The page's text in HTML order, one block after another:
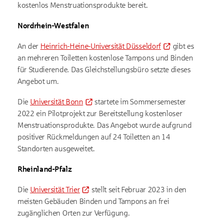
kostenlos Menstruationsprodukte bereit.
Nordrhein-Westfalen
An der Heinrich-Heine-Universität Düsseldorf
gibt es
an mehreren Toiletten kostenlose Tampons und Binden
für Studierende. Das Gleichstellungsbüro setzte dieses
Angebot um.
Die Universität Bonn
startete im Sommersemester
2022 ein Pilotprojekt zur Bereitstellung kostenloser
Menstruationsprodukte. Das Angebot wurde aufgrund
positiver Rückmeldungen auf 24 Toiletten an 14
Standorten ausgeweitet.
Rheinland-Pfalz
Die Universität Trier
stellt seit Februar 2023 in den
meisten Gebäuden Binden und Tampons an frei
zugänglichen Orten zur Verfügung.